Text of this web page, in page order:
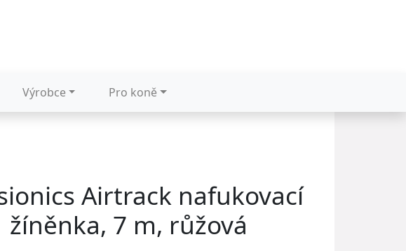
Výrobce Pro koně
Airtrack nafukovací
žíněnka, 7 m, růžová